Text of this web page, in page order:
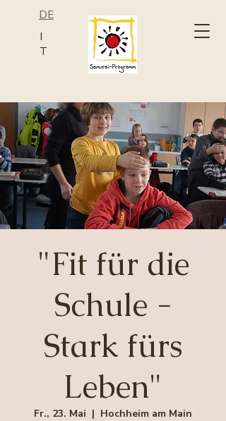
DE
I
T
"Fit für die
Schule -
Stark fürs
Leben"
Fr., 23. Mai
  |
Hochheim am Main